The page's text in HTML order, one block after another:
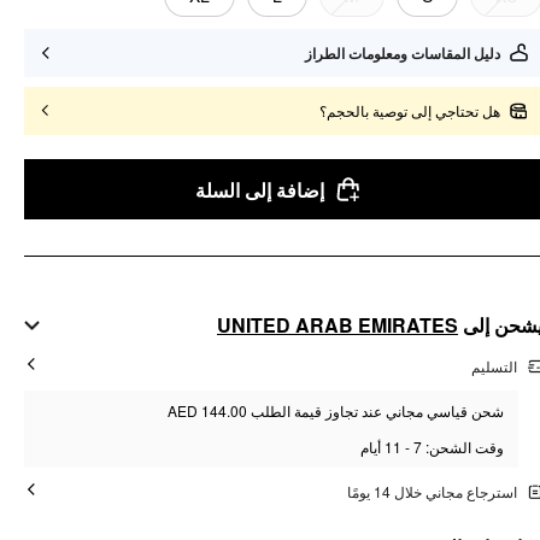
دليل المقاسات ومعلومات الطراز
هل تحتاجي إلى توصية بالحجم؟
إضافة إلى السلة
إلى UNITED ARAB EMIRATES
التسليم
شحن قياسي مجاني عند تجاوز قيمة الطلب AED 144.00
وقت الشحن: 7 - 11 أيام
استرجاع مجاني خلال 14 يومًا